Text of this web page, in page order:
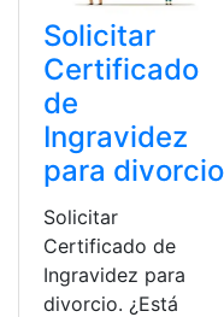
Solicitar
Certificado
de
Ingravidez
para divorcio
Solicitar
Certificado de
Ingravidez para
divorcio. ¿Está